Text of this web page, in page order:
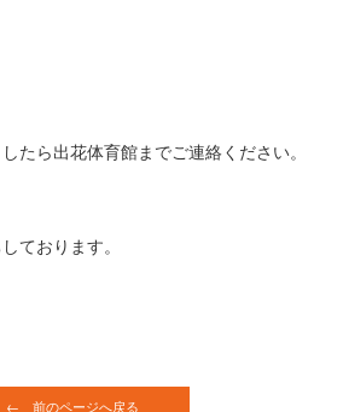
たら出花体育館までご連絡ください。
ております。
← 前のページへ戻る